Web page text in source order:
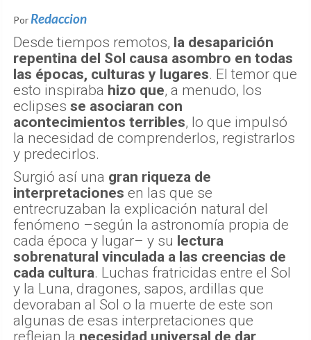
Por Redaccion
Desde tiempos remotos, la desaparición
repentina del Sol causa asombro en todas
las épocas, culturas y lugares. El temor que
esto inspiraba hizo que, a menudo, los
eclipses se asociaran con
acontecimientos terribles, lo que impulsó
la necesidad de comprenderlos, registrarlos
y predecirlos.
Surgió así una gran riqueza de
interpretaciones en las que se
entrecruzaban la explicación natural del
fenómeno –según la astronomía propia de
cada época y lugar– y su lectura
sobrenatural vinculada a las creencias de
cada cultura. Luchas fratricidas entre el Sol
y la Luna, dragones, sapos, ardillas que
devoraban al Sol o la muerte de este son
algunas de esas interpretaciones que
reflejan la necesidad universal de dar